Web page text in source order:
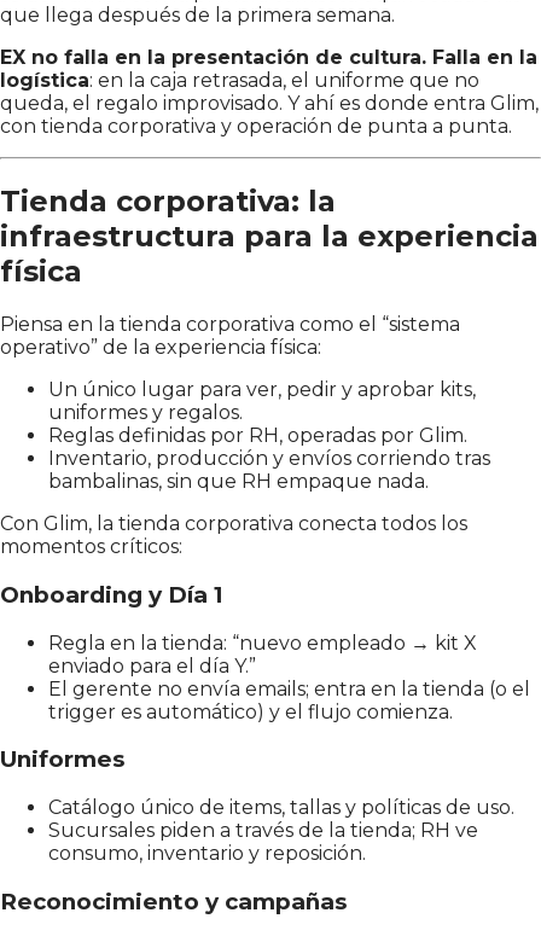
que llega después de la primera semana.
EX no falla en la presentación de cultura. Falla en la
logística: en la caja retrasada, el uniforme que no
queda, el regalo improvisado. Y ahí es donde entra Glim,
con tienda corporativa y operación de punta a punta.
Tienda corporativa: la
infraestructura para la experiencia
física
Piensa en la tienda corporativa como el “sistema
operativo” de la experiencia física:
Un único lugar para ver, pedir y aprobar kits,
uniformes y regalos.
Reglas definidas por RH, operadas por Glim.
Inventario, producción y envíos corriendo tras
bambalinas, sin que RH empaque nada.
Con Glim, la tienda corporativa conecta todos los
momentos críticos:
Onboarding y Día 1
Regla en la tienda: “nuevo empleado → kit X
enviado para el día Y.”
El gerente no envía emails; entra en la tienda (o el
trigger es automático) y el flujo comienza.
Uniformes
Catálogo único de items, tallas y políticas de uso.
Sucursales piden a través de la tienda; RH ve
consumo, inventario y reposición.
Reconocimiento y campañas